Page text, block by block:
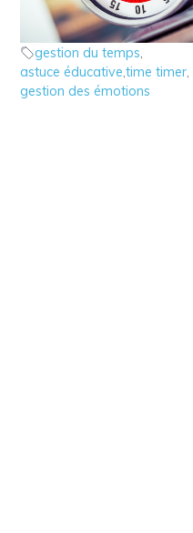
le Time Timer
Astuces éducatives
gestion du temps,
astuce éducative,time timer,
gestion des émotions